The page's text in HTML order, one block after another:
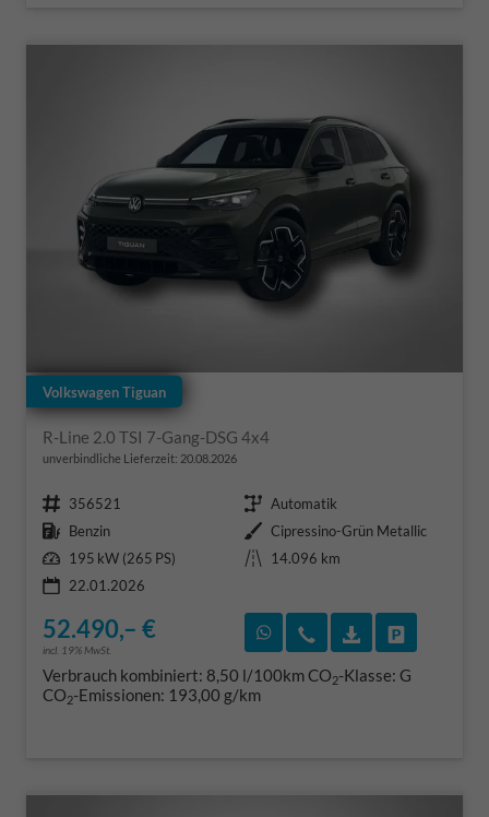
Volkswagen Tiguan
R-Line 2.0 TSI 7-Gang-DSG 4x4
unverbindliche Lieferzeit: 20.08.2026
Fahrzeugnr. 356521 Getriebe Automatik
Kraftstoff Benzin Außenfarbe Cipressino-Grün Metallic
Leistung 195 kW (265 PS) Kilometerstand
14.096 km
22.01.2026
52.490,– €
incl. 19% MwSt.
Rückruf vereinbaren
Wir rufen Sie an
Verbrauch kombiniert: 8,50 l/100kmCO2-Klasse: G
CO2-Emissionen: 193,00 g/km